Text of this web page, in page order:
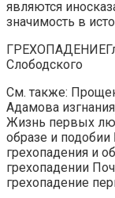
являются
значимость в
Слободского
См. также:
Адамова
Жизнь первых
образе и
грехопадения и
грехопадении
грехопадение